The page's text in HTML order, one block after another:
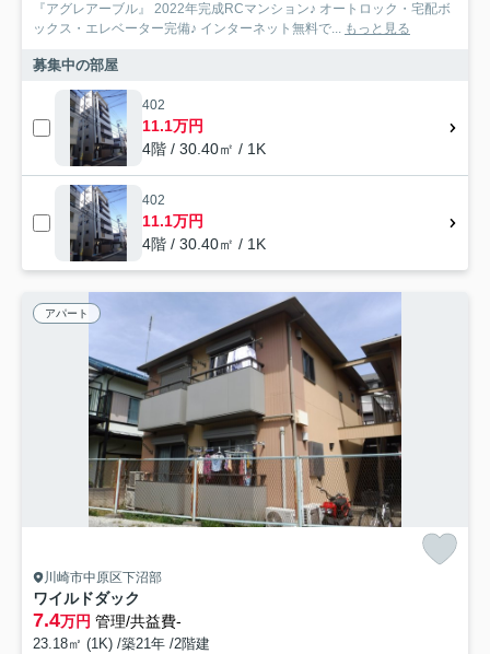
『アグレアーブル』 2022年完成RCマンション♪ オートロック・宅配ボ
ックス・エレベーター完備♪ インターネット無料で... もっと見る
募集中の部屋
402
11.1万円
4階 / 30.40㎡ / 1K
402
11.1万円
4階 / 30.40㎡ / 1K
アパート
川崎市中原区下沼部
ワイルドダック
7.4万円 管理/共益費-
23.18㎡ (1K) /築21年 /2階建